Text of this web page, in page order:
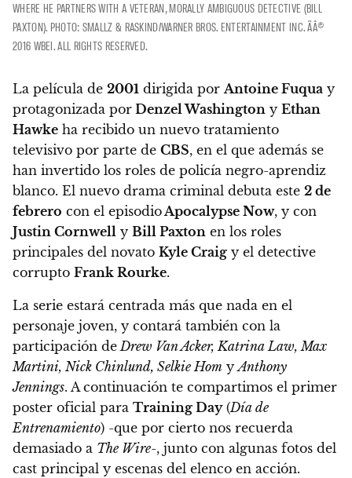
WHERE HE PARTNERS WITH A VETERAN, MORALLY AMBIGUOUS DETECTIVE (BILL
PAXTON). PHOTO: SMALLZ & RASKIND/WARNER BROS. ENTERTAINMENT INC. ÃÂ©
2016 WBEI. ALL RIGHTS RESERVED.
La película de 2001 dirigida porAntoine Fuqua y
protagonizada por Denzel Washington y Ethan
Hawke ha recibido un nuevo tratamiento
televisivo por parte de CBS, en el que además se
han invertido los roles de policía negro-aprendiz
blanco. El nuevo drama criminal debuta este 2 de
febrero con el episodioApocalypse Now, y con
Justin Cornwell y Bill Paxton en los roles
principales del novato Kyle Craig y el detective
corrupto Frank Rourke.
La serie estará centrada más que nada en el
personaje joven, y contará también con la
participación deDrew Van Acker, Katrina Law, Max
Martini, Nick Chinlund, Selkie Hom yAnthony
Jennings. A continuación te compartimos el primer
poster oficial para Training Day(Día de
Entrenamiento) -que por cierto nos recuerda
demasiado a The Wire-, junto con algunas fotos del
cast principal y escenas del elenco en acción.